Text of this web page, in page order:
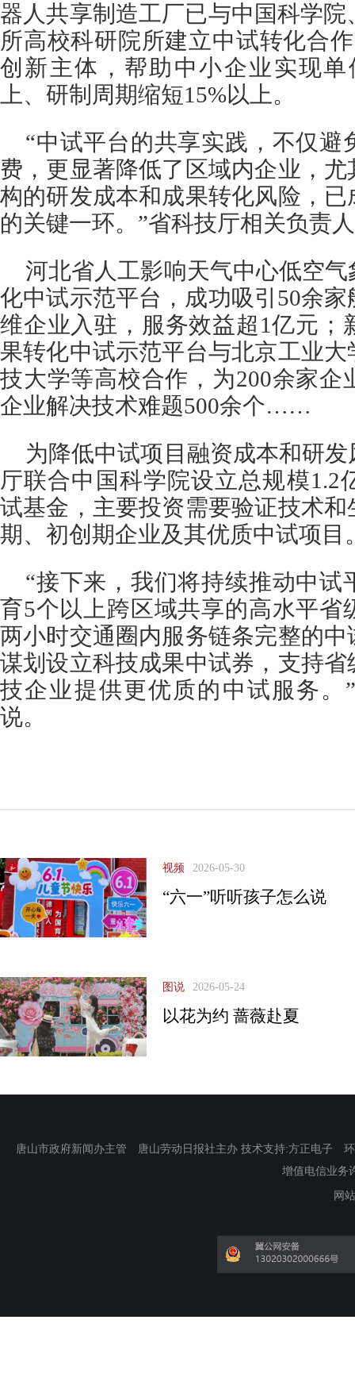
器人共享制造工厂已与中国科学
所高校科研院所建立中试转化合
创新主体，帮助中小企业实现
上、研制周期缩短15%以上。
“中试平台的共享实践，不仅避
费，更显著降低了区域内企业，
构的研发成本和成果转化风险，
的关键一环。”省科技厅相关负责
河北省人工影响天气中心低空
化中试示范平台，成功吸引50余
维企业入驻，服务效益超1亿元；
果转化中试示范平台与北京工业
技大学等高校合作，为200余家企
企业解决技术难题500余个……
为降低中试项目融资成本和研
厅联合中国科学院设立总规模1.2
试基金，主要投资需要验证技术
期、初创期企业及其优质中试项目
“接下来，我们将持续推动中试
育5个以上跨区域共享的高水平省
两小时交通圈内服务链条完整的
谋划设立科技成果中试券，支持
技企业提供更优质的中试服务。
说。
视频 2026-05-30
“六一”听听孩子怎么说
图说 2026-05-24
以花为约 蔷薇赴夏
唐山市政府新闻办主管 唐山劳动日报社主办 技术支持:方正电子
增值电信业务
网